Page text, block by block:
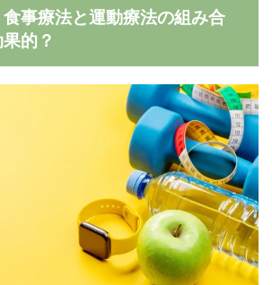
食事療法と運動療法の組み合
的？